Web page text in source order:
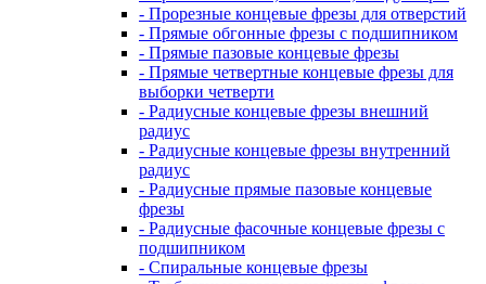
- Прорезные концевые фрезы для отверстий
- Прямые обгонные фрезы с подшипником
- Прямые пазовые концевые фрезы
- Прямые четвертные концевые фрезы для
выборки четверти
- Радиусные концевые фрезы внешний
радиус
- Радиусные концевые фрезы внутренний
радиус
- Радиусные прямые пазовые концевые
фрезы
- Радиусные фасочные концевые фрезы с
подшипником
- Спиральные концевые фрезы